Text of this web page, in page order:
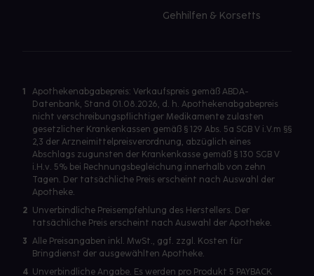
Gehhilfen & Korsetts
1
Apothekenabgabepreis: Verkaufspreis gemäß ABDA-
Datenbank, Stand 01.08.2026, d. h. Apothekenabgabepreis
nicht verschreibungspflichtiger Medikamente zulasten
gesetzlicher Krankenkassen gemäß § 129 Abs. 5a SGB V i.V.m §§
2,3 der Arzneimittelpreisverordnung, abzüglich eines
Abschlags zugunsten der Krankenkasse gemäß § 130 SGB V
i.H.v. 5% bei Rechnungsbegleichung innerhalb von zehn
Tagen. Der tatsächliche Preis erscheint nach Auswahl der
Apotheke.
2 Unverbindliche Preisempfehlung des Herstellers. Der
tatsächliche Preis erscheint nach Auswahl der Apotheke.
3 Alle Preisangaben inkl. MwSt., ggf. zzgl. Kosten für
Bringdienst der ausgewählten Apotheke.
4 Unverbindliche Angabe. Es werden pro Produkt 5 PAYBACK